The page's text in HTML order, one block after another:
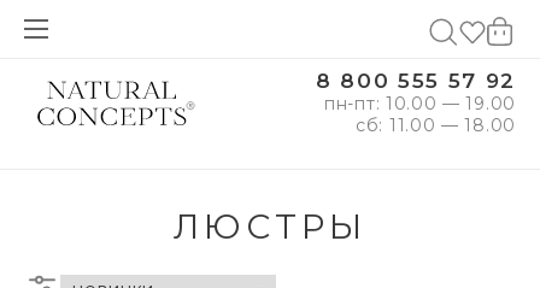
8 800 555 57 92
пн-пт: 10.00 — 19.00
сб: 11.00 — 18.00
ЛЮСТРЫ